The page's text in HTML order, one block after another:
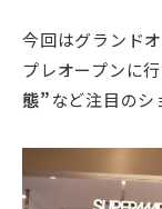
今回はグランド
プレオープンに
態”など注目の